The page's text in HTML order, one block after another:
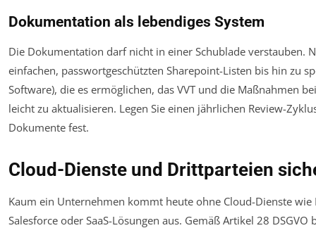
Dokumentation als lebendiges System
Die Dokumentation darf nicht in einer Schublade verstauben.
einfachen, passwortgeschützten Sharepoint-Listen bis hin zu
Software), die es ermöglichen, das VVT und die Maßnahmen
leicht zu aktualisieren. Legen Sie einen jährlichen Review-
Dokumente fest.
Cloud-Dienste und Drittparteien
Kaum ein Unternehmen kommt heute ohne Cloud-Dienste wie
Salesforce oder SaaS-Lösungen aus. Gemäß Artikel 28 DSGVO